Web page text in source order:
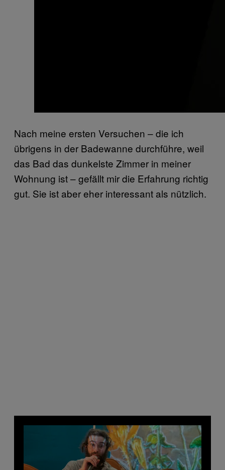
Nach meine ersten Versuchen – die ich
übrigens in der Badewanne durchführe, weil
das Bad das dunkelste Zimmer in meiner
Wohnung ist – gefällt mir die Erfahrung richtig
gut. Sie ist aber eher interessant als nützlich.